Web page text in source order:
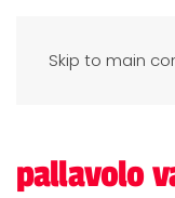
Skip to main
pallavolo